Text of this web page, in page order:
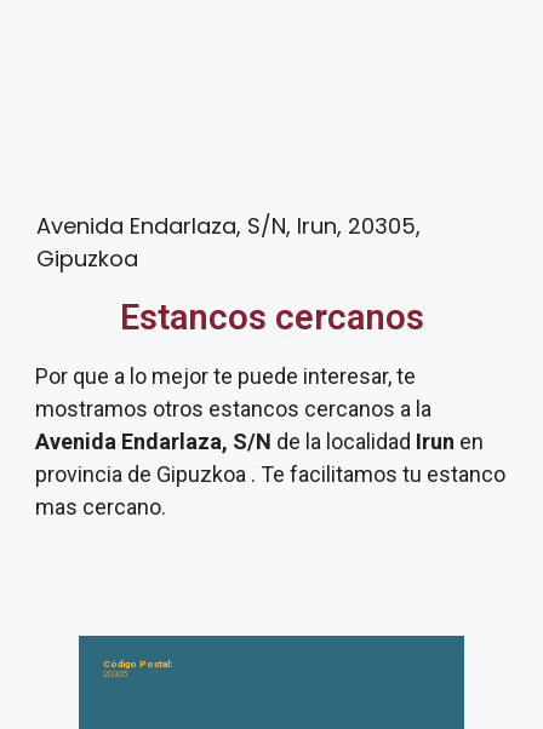
Avenida Endarlaza, S/N, Irun, 20305,
Gipuzkoa
Estancos cercanos
Por que a lo mejor te puede interesar, te
mostramos otros estancos cercanos a la
Avenida Endarlaza, S/N de la localidad Irun en
provincia de Gipuzkoa . Te facilitamos tu estanco
mas cercano.
Código Postal:
20305